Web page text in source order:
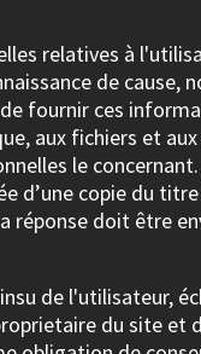
relatives à
de cause,
fournir ces
aux fichiers et
le
d’une copie du
réponse doit être
de l'utilisateur,
du site